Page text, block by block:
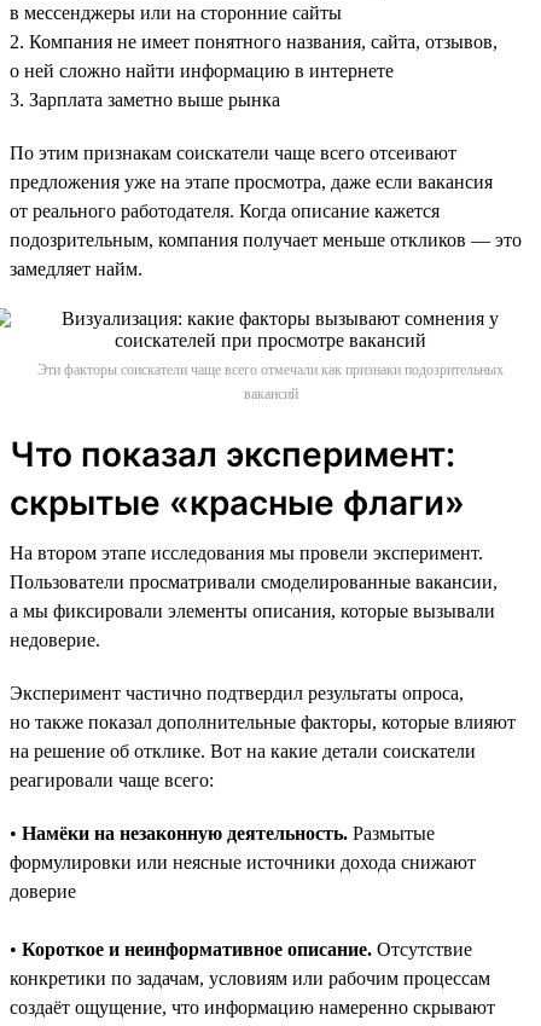
в мессенджеры или на сторонние сайты
2. Компания не имеет понятного названия, сайта, отзывов,
о ней сложно найти информацию в интернете
3. Зарплата заметно выше рынка
По этим признакам соискатели чаще всего отсеивают
предложения уже на этапе просмотра, даже если вакансия
от реального работодателя. Когда описание кажется
подозрительным, компания получает меньше откликов — это
замедляет найм.
Эти факторы соискатели чаще всего отмечали как признаки подозрительных
вакансий
Что показал эксперимент:
скрытые «красные флаги»
На втором этапе исследования мы провели эксперимент.
Пользователи просматривали смоделированные вакансии,
а мы фиксировали элементы описания, которые вызывали
недоверие.
Эксперимент частично подтвердил результаты опроса,
но также показал дополнительные факторы, которые влияют
на решение об отклике. Вот на какие детали соискатели
реагировали чаще всего:
• Намёки на незаконную деятельность. Размытые
формулировки или неясные источники дохода снижают
доверие
• Короткое и неинформативное описание. Отсутствие
конкретики по задачам, условиям или рабочим процессам
создаёт ощущение, что информацию намеренно скрывают